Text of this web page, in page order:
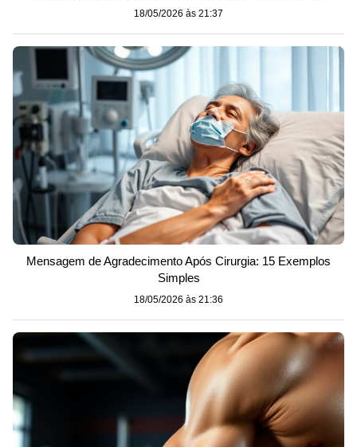
18/05/2026 às 21:37
Mensagem de Agradecimento Após Cirurgia: 15 Exemplos
Simples
18/05/2026 às 21:36